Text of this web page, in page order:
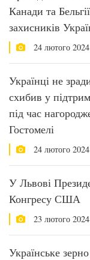
Канади та
захисників
24 лютого
Українці не
схибив у
під час
Гостомелі
24 лютого
У Львові
Конгресу США
23 лютого
Українське